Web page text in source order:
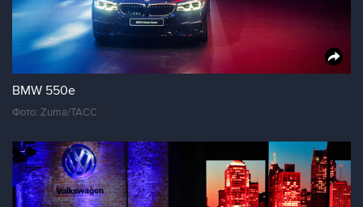
BMW 550e
Фото: Zuma/ТАСС